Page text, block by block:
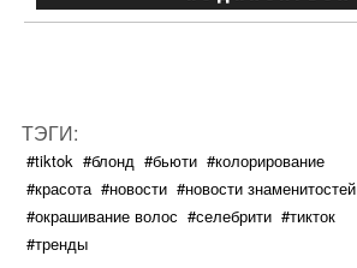
ТЭГИ:
#tiktok #блонд #бьюти #колорирование
#красота #новости #новости знаменитостей
#окрашивание волос #селебрити #тикток
#тренды